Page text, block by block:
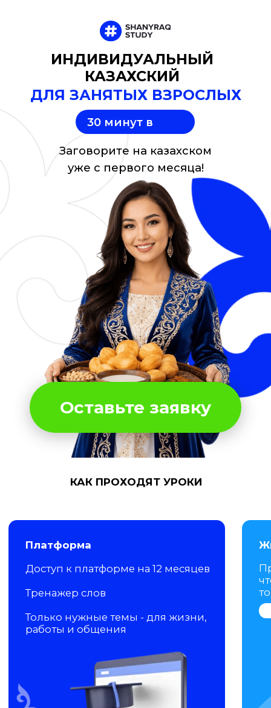
ИНДИВИДУАЛЬНЫЙ
КАЗАХСКИЙ
ДЛЯ ЗАНЯТЫХ ВЗРОСЛЫХ
Заговорите на казахском
уже с первого месяца!
Оставьте заявку
день
КАК ПРОХОДЯТ УРОКИ
Доступ к платформе на 12 месяцев
Тренажер слов
Только нужные темы - для жизни,
работы и общения
Платформа
каждый
день
Практика с
чтобы вы
Живые созвоны
по 30 минут
ИНДИВИДУАЛЬНАЯ
ПРАКТИКА КАЖДЫЙ
ДЕНЬ